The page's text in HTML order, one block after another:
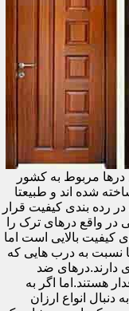
مربوط به کشور
شده اند و طبیعتا
رده بندی کیفیت قرار
در واقع درهای ترک را
کیفیت بالایی است اما
نسبت به درب هایی که
دارند.درهای ضد
هستند.اما اگر به
انواع ارزان